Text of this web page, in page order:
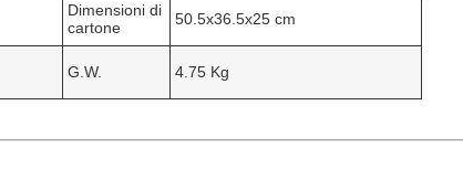
Dimensioni di
cartone
50.5x36.5x25 cm
G.W. 4.75 Kg